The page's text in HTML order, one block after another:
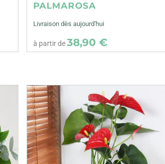
PALMAROSA
Livraison dès aujourd'hui
à partir de38,90 €